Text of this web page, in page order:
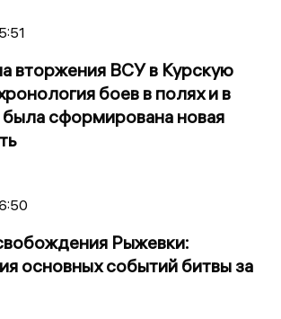
вторжения ВСУ в Курскую
боев в полях и в
была сформирована новая
Рыжевки:
основных событий битвы за